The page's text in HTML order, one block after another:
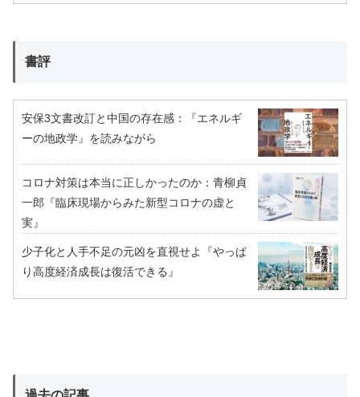
書評
安保3文書改訂と中国の存在感：『エネルギ
ーの地政学』を読みながら
コロナ対策は本当に正しかったのか：青柳貞
一郎『臨床現場からみた新型コロナの虚と
実』
少子化と人手不足の元凶を直視せよ『やっぱ
り高度経済成長は復活できる』